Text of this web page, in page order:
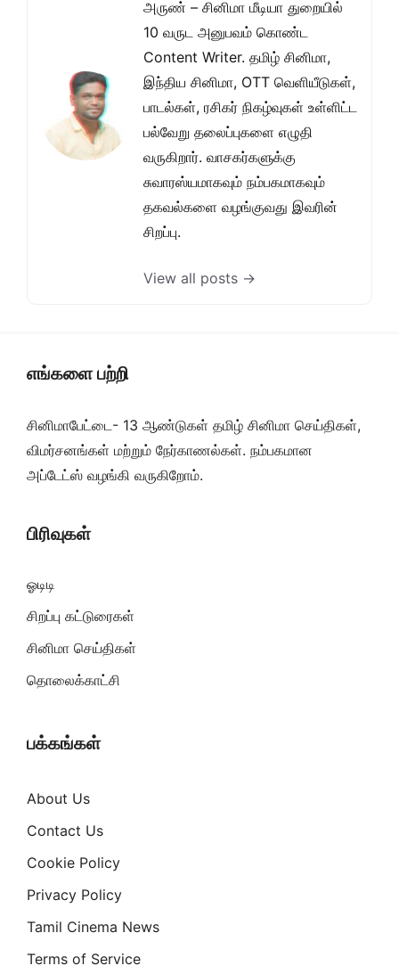
அருண் – சினிமா மீடியா துறையில்
10 வருட அனுபவம் கொண்ட
Content Writer. தமிழ் சினிமா,
இந்திய சினிமா, OTT வெளியீடுகள்,
பாடல்கள், ரசிகர் நிகழ்வுகள் உள்ளிட்ட
பல்வேறு தலைப்புகளை எழுதி
வருகிறார். வாசகர்களுக்கு
சுவாரஸ்யமாகவும் நம்பகமாகவும்
தகவல்களை வழங்குவது இவரின்
சிறப்பு.
View all posts →
எங்களை பற்றி
சினிமாபேட்டை- 13 ஆண்டுகள் தமிழ் சினிமா செய்திகள்,
விமர்சனங்கள் மற்றும் நேர்காணல்கள். நம்பகமான
அப்டேட்ஸ் வழங்கி வருகிறோம்.
பிரிவுகள்
ஓடிடி
சிறப்பு கட்டுரைகள்
சினிமா செய்திகள்
தொலைக்காட்சி
பக்கங்கள்
About Us
Contact Us
Cookie Policy
Privacy Policy
Tamil Cinema News
Terms of Service